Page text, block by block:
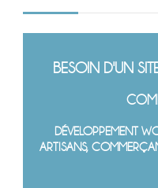
BESOIN D'UN
DÉVELOPPEMENT
ARTISANS,